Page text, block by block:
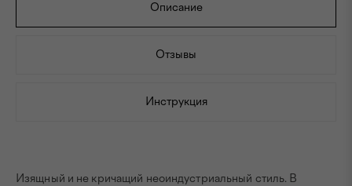
Описание
Отзывы
Инструкция
Изящный и не кричащий неоиндустриальный стиль. В